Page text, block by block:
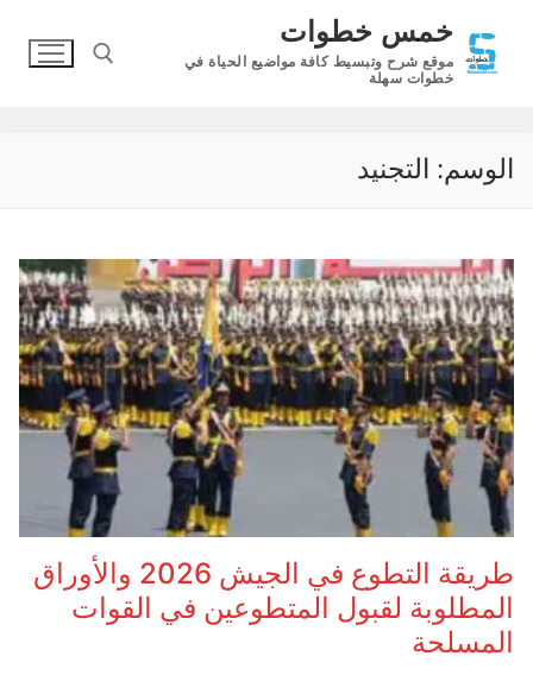
المحتوى
خمس خطوات
موقع شرح وتبسيط كافة مواضيع الحياة في
خطوات سهلة
الوسم: التجنيد
طريقة التطوع في الجيش 2026 والأوراق
المطلوبة لقبول المتطوعين في القوات
المسلحة